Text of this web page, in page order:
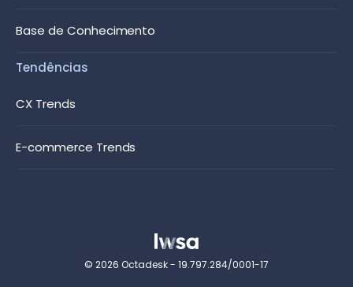
Base de Conhecimento
Tendências
CX Trends
E-commerce Trends
© 2026 Octadesk - 19.797.284/0001-17